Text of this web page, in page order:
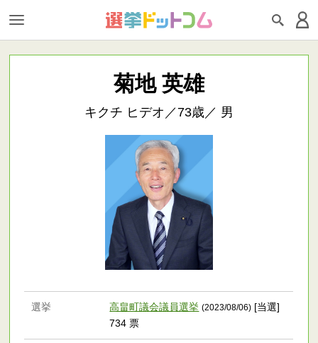
菊地 英雄
キクチ ヒデオ／73歳／ 男
選挙 高畠町議会議員選挙 (2023/08/06) [当選]
734 票